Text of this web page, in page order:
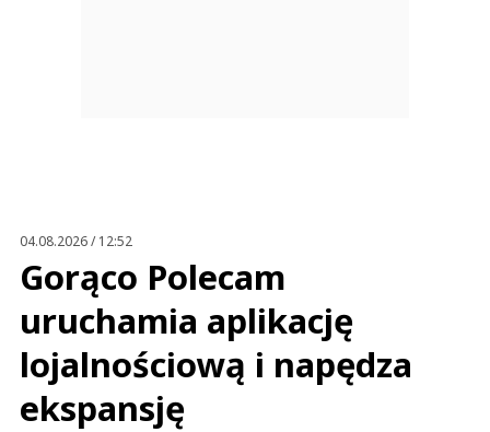
04.08.2026 / 12:52
Gorąco Polecam
uruchamia aplikację
lojalnościową i napędza
ekspansję